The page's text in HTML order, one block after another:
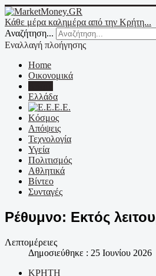
Κάθε μέρα καλημέρα από την Κρήτη...
Αναζήτηση...
Εναλλαγή πλοήγησης
Home
Οικονομικά
Ελλάδα
Ε.Ε.
Κόσμος
Απόψεις
Τεχνολογία
Υγεία
Πολιτισμός
Αθλητικά
Βίντεο
Συνταγές
Ρέθυμνο: Εκτός
Λεπτομέρειες
Δημοσιεύθηκε : 25 Ιουνίου 2026
ΚΡΗΤΗ